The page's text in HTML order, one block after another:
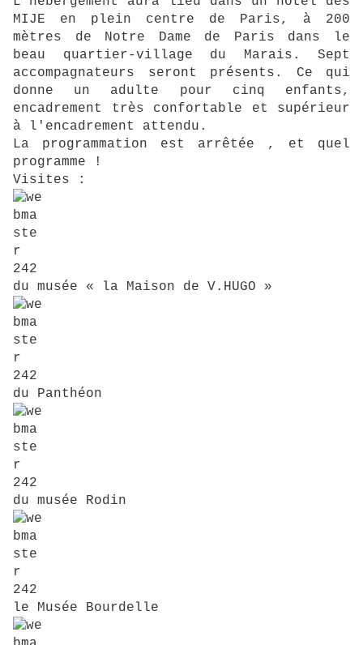
MIJE en plein centre de Paris, à 200
mètres de Notre Dame de Paris dans le
beau quartier-village du Marais. Sept
accompagnateurs seront présents. Ce qui
donne un adulte pour cinq enfants,
encadrement très confortable et supérieur
à l'encadrement attendu.
La programmation est arrêtée , et quel
programme !
Visites :
du musée « la Maison de V.HUGO »
du Panthéon
du musée Rodin
le Musée Bourdelle